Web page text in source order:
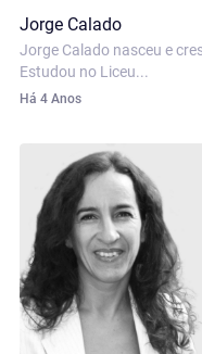
Jorge Calado
Jorge Calado nasceu e
Estudou no Liceu...
Há 4 Anos